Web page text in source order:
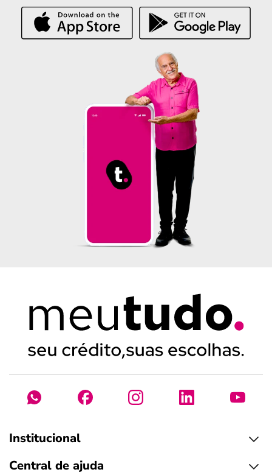
Institucional
Central de ajuda